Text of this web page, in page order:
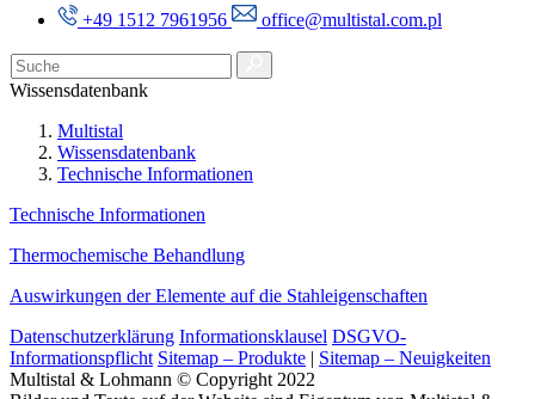
+49 1512 7961956
office@multistal.com.pl
Wissensdatenbank
Multistal
Wissensdatenbank
Technische Informationen
Technische Informationen
Thermochemische Behandlung
Auswirkungen der Elemente auf die Stahleigenschaften
Datenschutzerklärung Informationsklausel DSGVO-
Informationspflicht Sitemap – Produkte | Sitemap – Neuigkeiten
Multistal & Lohmann © Copyright 2022